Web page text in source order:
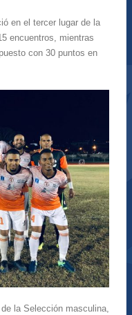
en el tercer lugar de la
encuentros, mientras
con 30 puntos en
la Selección masculina,